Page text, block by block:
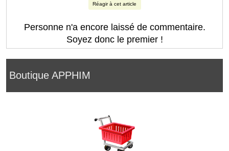
Boutique APPHIM
Réagir à cet article
Personne n'a encore laissé de commentaire.
Soyez donc le premier !